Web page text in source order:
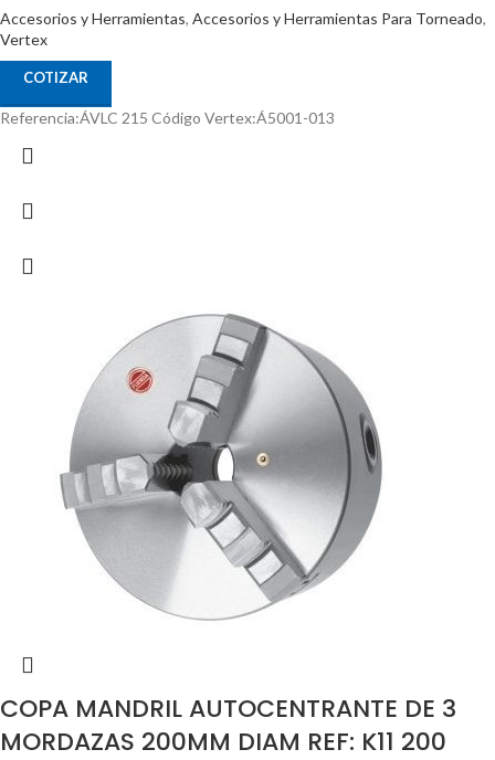
Accesorios y Herramientas, Accesorios y Herramientas Para Torneado,
Vertex
COTIZAR
Referencia:ÁVLC 215 Código Vertex:Á5001-013
COPA MANDRIL AUTOCENTRANTE DE 3
MORDAZAS 200MM DIAM REF: K11 200